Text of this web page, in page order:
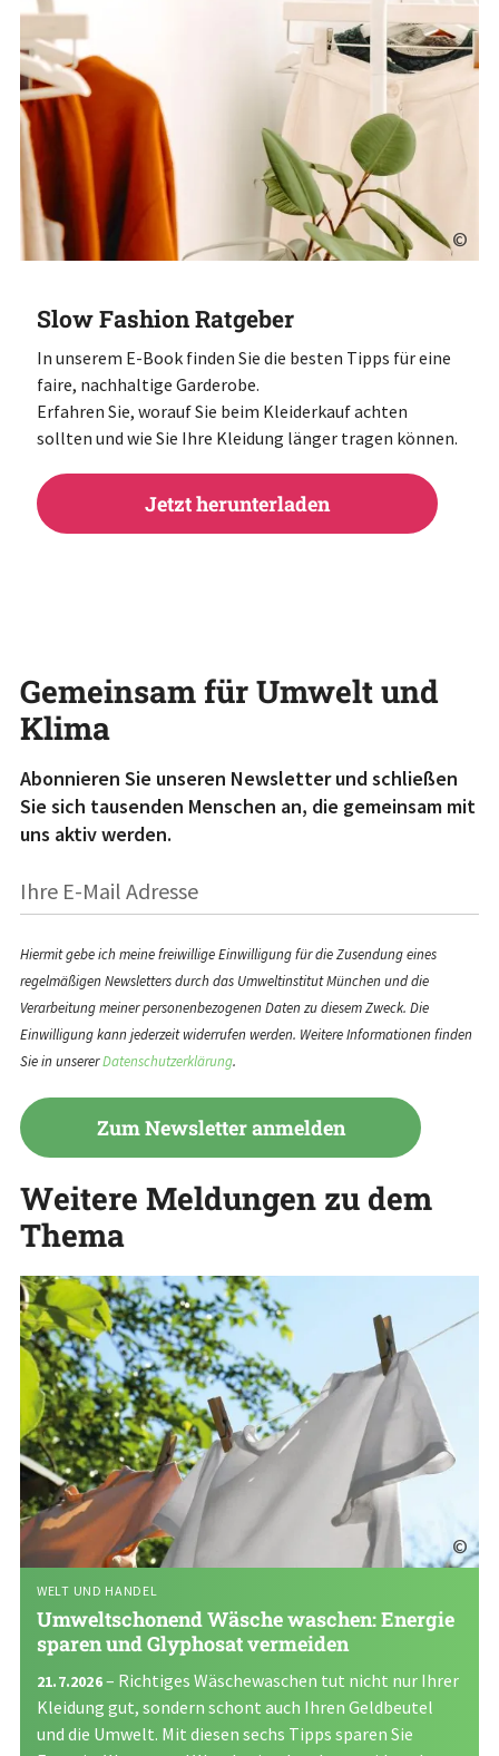
©
Slow Fashion Ratgeber
In unserem E-Book finden Sie die besten Tipps für eine
faire, nachhaltige Garderobe.
Erfahren Sie, worauf Sie beim Kleiderkauf achten
sollten und wie Sie Ihre Kleidung länger tragen können.
Jetzt herunterladen
Gemeinsam für Umwelt und
Klima
Abonnieren Sie unseren Newsletter und schließen
Sie sich tausenden Menschen an, die gemeinsam mit
uns aktiv werden.
Hiermit gebe ich meine freiwillige Einwilligung für die Zusendung eines
regelmäßigen Newsletters durch das Umweltinstitut München und die
Verarbeitung meiner personenbezogenen Daten zu diesem Zweck. Die
Einwilligung kann jederzeit widerrufen werden. Weitere Informationen finden
Sie in unsererDatenschutzerklärung.
Weitere Meldungen zu dem
Thema
©
Umweltschonend Wäsche waschen: Energie
sparen und Glyphosat vermeiden
WELT UND HANDEL
21.7.2026– Richtiges Wäschewaschen tut nicht nur Ihrer
Kleidung gut, sondern schont auch Ihren Geldbeutel
und die Umwelt. Mit diesen sechs Tipps sparen Sie